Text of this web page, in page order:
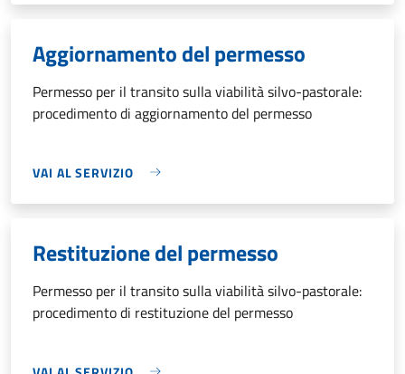
Aggiornamento del permesso
Permesso per il transito sulla viabilità silvo-pastorale:
procedimento di aggiornamento del permesso
VAI AL SERVIZIO
Restituzione del permesso
Permesso per il transito sulla viabilità silvo-pastorale:
procedimento di restituzione del permesso